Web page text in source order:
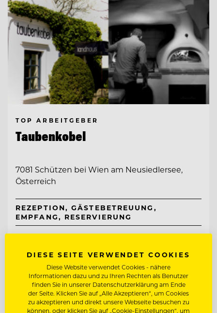
TOP ARBEITGEBER
Taubenkobel
7081 Schützen bei Wien am Neusiedlersee,
Österreich
REZEPTION, GÄSTEBETREUUNG,
EMPFANG, RESERVIERUNG
Entdecke alle Jobs
DIESE SEITE VERWENDET COOKIES
Diese Website verwendet Cookies - nähere
Informationen dazu und zu Ihren Rechten als Benutzer
finden Sie in unserer Datenschutzerklärung am Ende
der Seite. Klicken Sie auf „Alle Akzeptieren“, um Cookies
zu akzeptieren und direkt unsere Webseite besuchen zu
können, oder klicken Sie auf „Cookie-Einstellungen“, um